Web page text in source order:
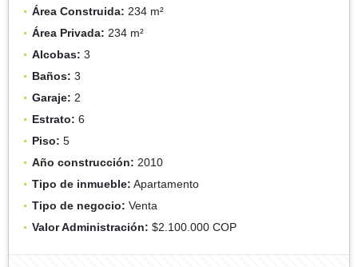
Área Construida: 234 m²
Área Privada: 234 m²
Alcobas: 3
Baños: 3
Garaje: 2
Estrato: 6
Piso: 5
Año construcción: 2010
Tipo de inmueble: Apartamento
Tipo de negocio: Venta
Valor Administración: $2.100.000 COP